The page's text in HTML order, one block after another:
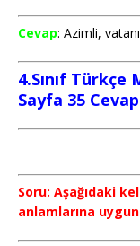
Cevap: Azimli,
4.Sınıf Türkçe
Sayfa 35
Soru: Aşağıdaki
anlamlarına